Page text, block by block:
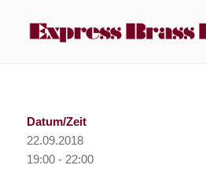
Datum/Zeit
22.09.2018
19:00 - 22:00